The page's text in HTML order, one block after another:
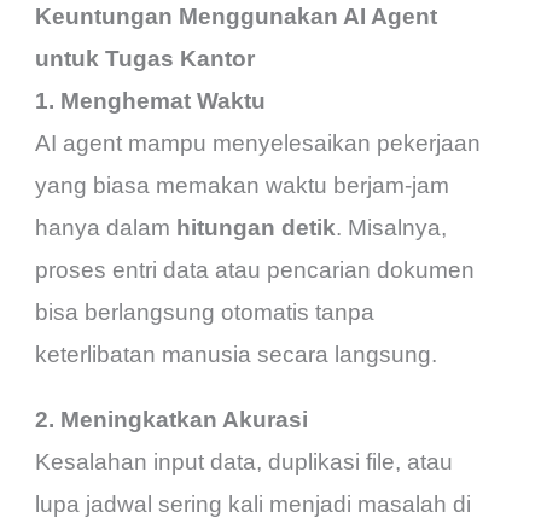
Keuntungan Menggunakan AI Agent
untuk Tugas Kantor
1. Menghemat Waktu
AI agent mampu menyelesaikan pekerjaan
yang biasa memakan waktu berjam-jam
hanya dalam hitungan detik. Misalnya,
proses entri data atau pencarian dokumen
bisa berlangsung otomatis tanpa
keterlibatan manusia secara langsung.
2. Meningkatkan Akurasi
Kesalahan input data, duplikasi file, atau
lupa jadwal sering kali menjadi masalah di